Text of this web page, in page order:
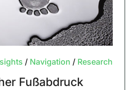
/ Navigation / Research
Fußabdruck